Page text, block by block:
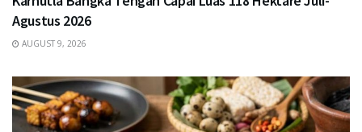
Agustus 2026
AUGUST 9, 2026